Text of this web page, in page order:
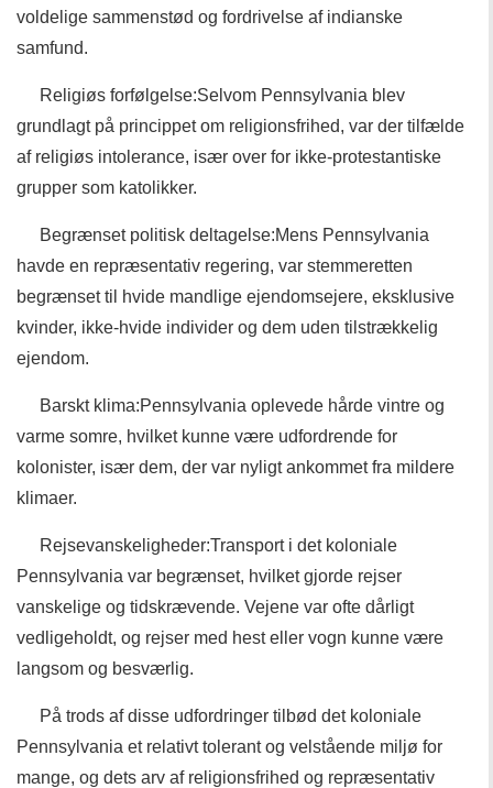
voldelige sammenstød og fordrivelse af indianske
samfund.
Religiøs forfølgelse:Selvom Pennsylvania blev
grundlagt på princippet om religionsfrihed, var der tilfælde
af religiøs intolerance, især over for ikke-protestantiske
grupper som katolikker.
Begrænset politisk deltagelse:Mens Pennsylvania
havde en repræsentativ regering, var stemmeretten
begrænset til hvide mandlige ejendomsejere, eksklusive
kvinder, ikke-hvide individer og dem uden tilstrækkelig
ejendom.
Barskt klima:Pennsylvania oplevede hårde vintre og
varme somre, hvilket kunne være udfordrende for
kolonister, især dem, der var nyligt ankommet fra mildere
klimaer.
Rejsevanskeligheder:Transport i det koloniale
Pennsylvania var begrænset, hvilket gjorde rejser
vanskelige og tidskrævende. Vejene var ofte dårligt
vedligeholdt, og rejser med hest eller vogn kunne være
langsom og besværlig.
På trods af disse udfordringer tilbød det koloniale
Pennsylvania et relativt tolerant og velstående miljø for
mange, og dets arv af religionsfrihed og repræsentativ